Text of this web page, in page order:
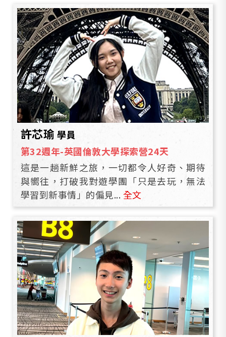
許芯瑜 學員
第32週年-英國倫敦大學探索營24天
這是一趟新鮮之旅，一切都令人好奇、期待
與嚮往，打破我對遊學團「只是去玩，無法
學習到新事情」的偏見...全文